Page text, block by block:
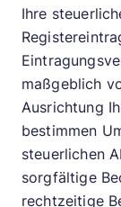
Ihre
maßgeblich
Ausrichtung
bestimmen
steuerlichen
sorgfältige
rechtzeitige